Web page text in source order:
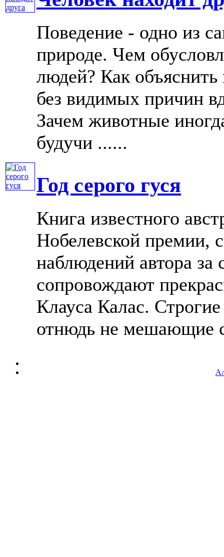
Поведение - одно из
природе. Чем
людей? Как
без видимых причин
Зачем животные
будучи ......
Год серого гуся
Книга известного
Нобелевской премии,
наблюдений автора
сопровождают
Клауса Калас.
отнюдь не мешающие